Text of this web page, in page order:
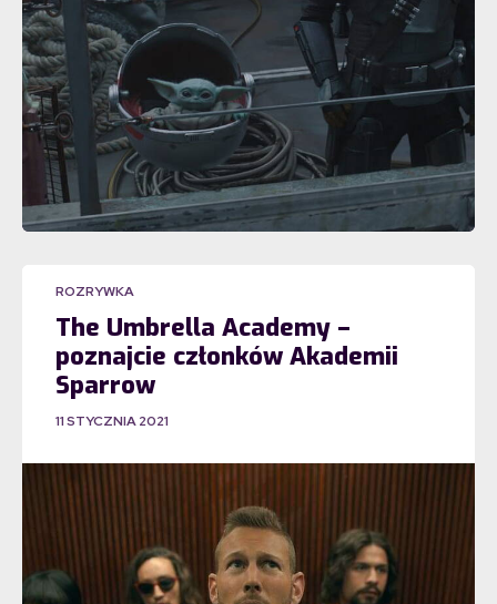
ROZRYWKA
The Umbrella Academy –
poznajcie członków Akademii
Sparrow
11 STYCZNIA 2021